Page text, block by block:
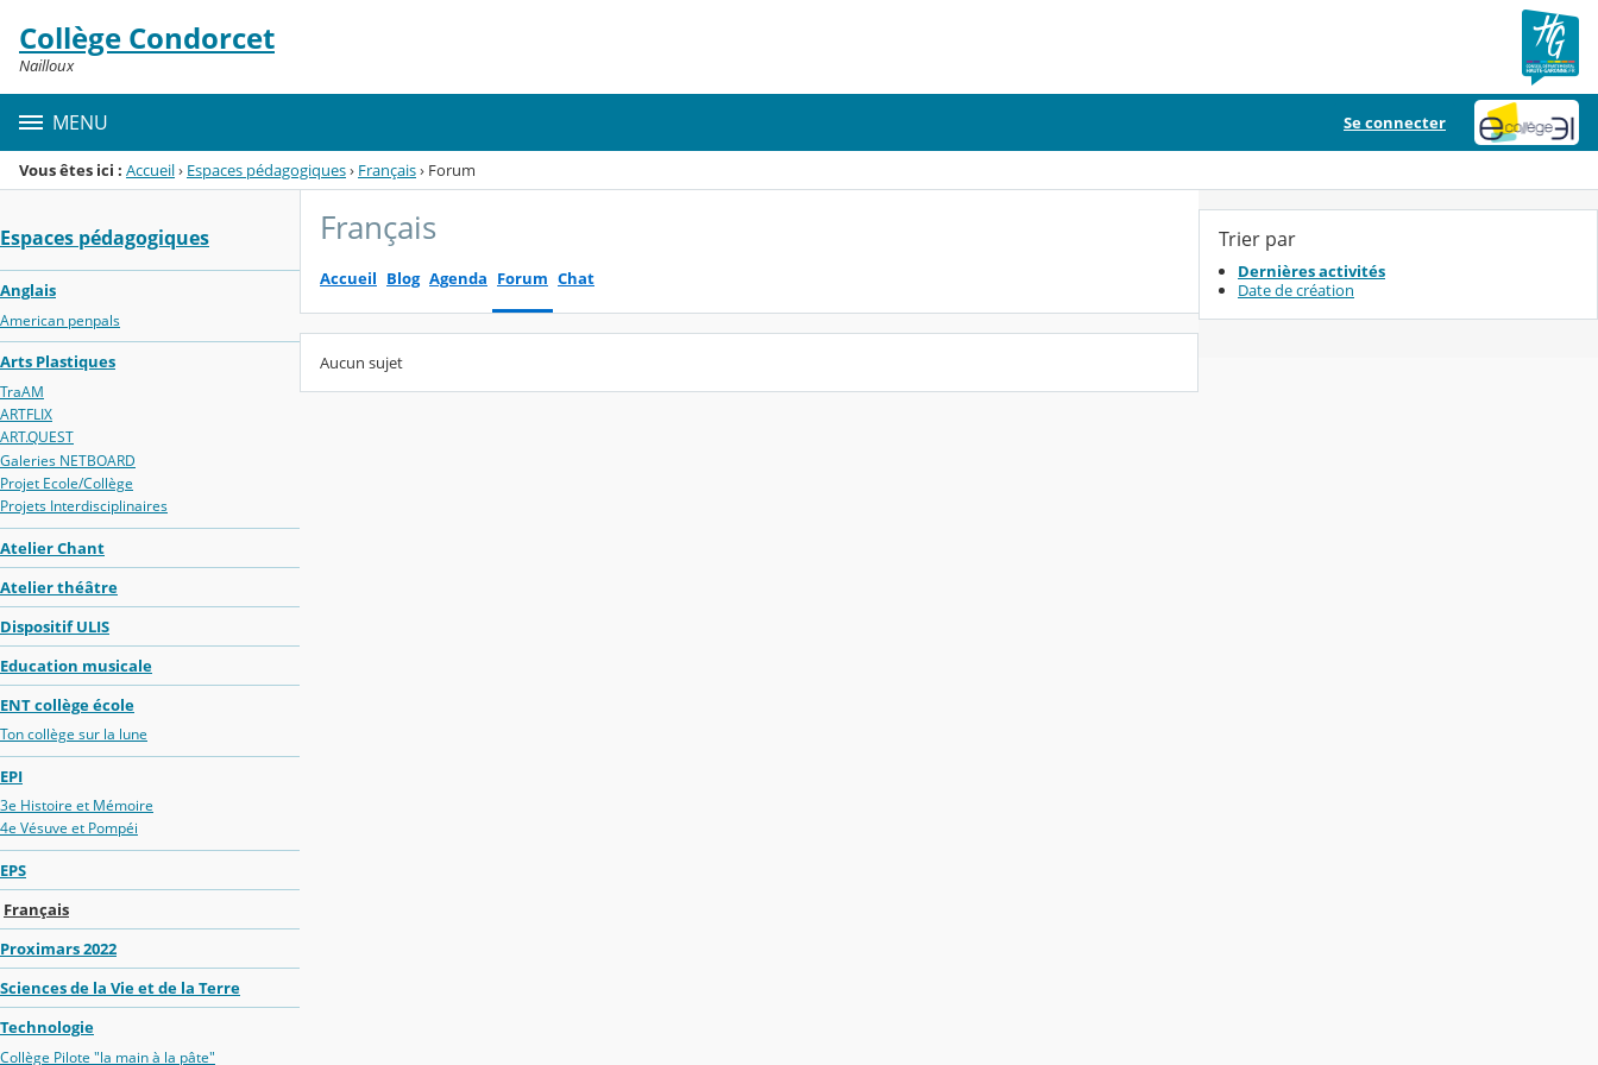
Menu de la rubrique
Contenu
Collège Condorcet
Nailloux
MENU Se connecter
Vous êtes ici : Accueil› Espaces pédagogiques› Français› Forum
Espaces pédagogiques
Anglais
American penpals
Arts Plastiques
TraAM
ARTFLIX
ART.QUEST
Galeries NETBOARD
Projet Ecole/Collège
Projets Interdisciplinaires
Atelier Chant
Atelier théâtre
Dispositif ULIS
Education musicale
ENT collège école
Ton collège sur la lune
EPI
3e Histoire et Mémoire
4e Vésuve et Pompéi
EPS
Français
Proximars 2022
Sciences de la Vie et de la Terre
Technologie
Collège Pilote "la main à la pâte"
Français
Accueil Blog Agenda Forum Chat
Aucun sujet
Trier par
Dernières activités
Date de création